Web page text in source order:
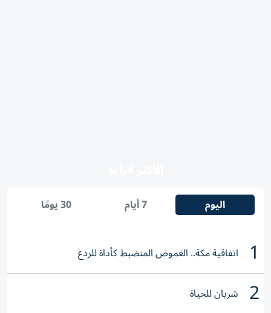
اليوم 7 أيام 30 يومًا
1 اتفاقية مكة.. الغموض المنضبط كأداة للردع
2 شريان للحياة